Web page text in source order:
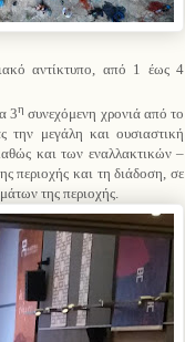
αντίκτυπο, από 1 έως 4
3η συνεχόμενη χρονιά από το
την μεγάλη και ουσιαστική
και των εναλλακτικών –
περιοχής και τη διάδοση, σε
της περιοχής.